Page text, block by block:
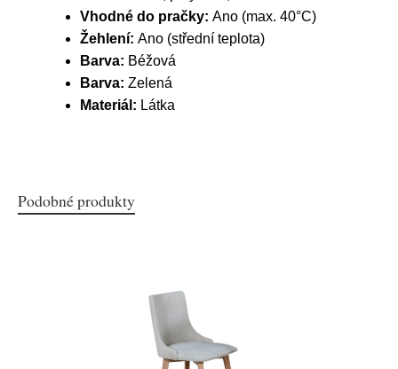
Vhodné do pračky: Ano (max. 40°C)
Žehlení: Ano (střední teplota)
Barva: Béžová
Barva: Zelená
Materiál: Látka
Podobné produkty